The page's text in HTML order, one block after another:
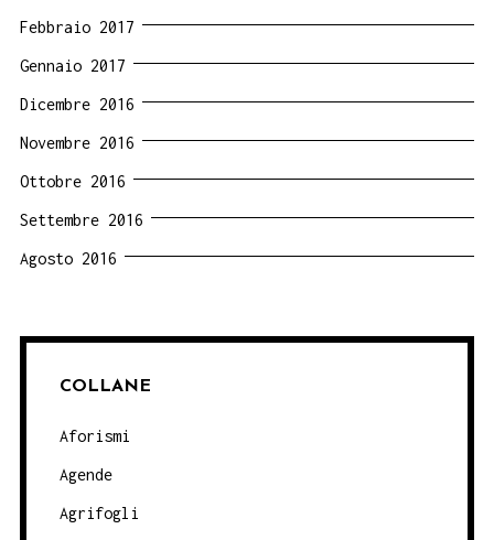
Febbraio 2017
Gennaio 2017
Dicembre 2016
Novembre 2016
Ottobre 2016
Settembre 2016
Agosto 2016
COLLANE
Aforismi
Agende
Agrifogli